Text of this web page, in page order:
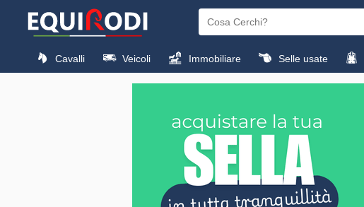
Cavalli Veicoli Immobiliare Selle usate